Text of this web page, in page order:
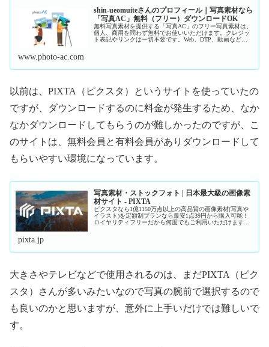
shin-ueomuiteさんのプロフィール｜写真素材なら
「写真AC」無料（フリー）ダウンロードOK
無料写真素材を提供する「写真AC」のフリー写真素材は、
個人、商用を問わず無料でお使いいただけます。クレジッ
ト表記やリンクは一切不要です。Web、DTP、動画などの
www.photo-ac.com
以前は、PIXTA（ピクスタ）というサイトを使っていたの
ですが、ダウンロードするのに料金が発生するため、なか
なかダウンロードしてもらうのが難しかったのですが、こ
のサイトは、無料会員と有料会員がありダウンロードして
もらいやすい環境になっています。
写真素材・ストックフォト | 日本最大級の画像素
材サイト - PIXTA
ピクスタなら1億1150万点以上の高品質の画像素材(写真や
イラスト)を定額制プランなら最安1点39円から購入可能！
ロイヤリティフリーだから何度でもご利用いただけます。
pixta.jp
大きさやテレビなどで使用されるのは、まだPIXTA（ピク
スタ）さんが多いみたいなので写真の腕前で選択するので
も良いのかと思いますが、意外に上手いだけでは難しいで
す。